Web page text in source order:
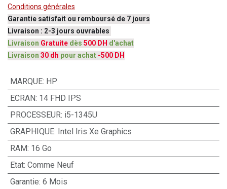
Conditions générales
Garantie satisfait ou remboursé de 7 jours
Livraison : 2-3 jours ouvrables
Livraison Gratuite dès 500 DH d'achat
Livraison 30 dh pour achat -500 DH
MARQUE: HP
ECRAN: 14 FHD IPS
PROCESSEUR: i5-1345U
GRAPHIQUE: Intel Iris Xe Graphics
RAM: 16 Go
Etat: Comme Neuf
Garantie: 6 Mois